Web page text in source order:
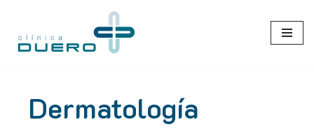
Saltar
al
Dermatología